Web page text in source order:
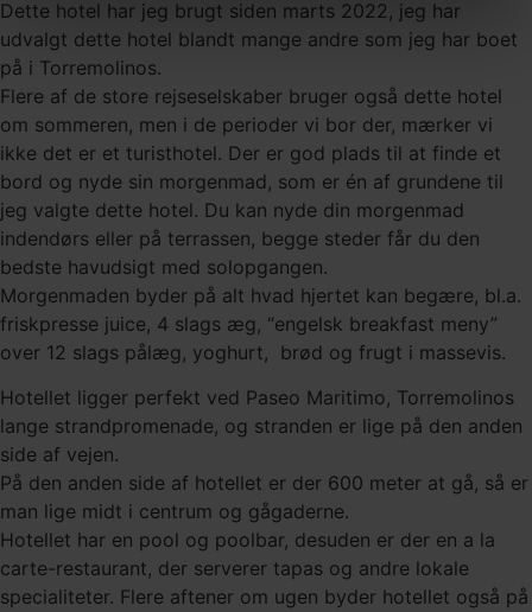
Dette hotel har jeg brugt siden marts 2022, jeg har
udvalgt dette hotel blandt mange andre som jeg har boet
på i Torremolinos.
Flere af de store rejseselskaber bruger også dette hotel
om sommeren, men i de perioder vi bor der, mærker vi
ikke det er et turisthotel. Der er god plads til at finde et
bord og nyde sin morgenmad, som er én af grundene til
jeg valgte dette hotel. Du kan nyde din morgenmad
indendørs eller på terrassen, begge steder får du den
bedste havudsigt med solopgangen.
Morgenmaden byder på alt hvad hjertet kan begære, bl.a.
friskpresse juice, 4 slags æg, “engelsk breakfast meny”
over 12 slags pålæg, yoghurt, brød og frugt i massevis.
Hotellet ligger perfekt ved Paseo Maritimo, Torremolinos
lange strandpromenade, og stranden er lige på den anden
side af vejen.
På den anden side af hotellet er der 600 meter at gå, så er
man lige midt i centrum og gågaderne.
Hotellet har en pool og poolbar, desuden er der en a la
carte-restaurant, der serverer tapas og andre lokale
specialiteter. Flere aftener om ugen byder hotellet også på